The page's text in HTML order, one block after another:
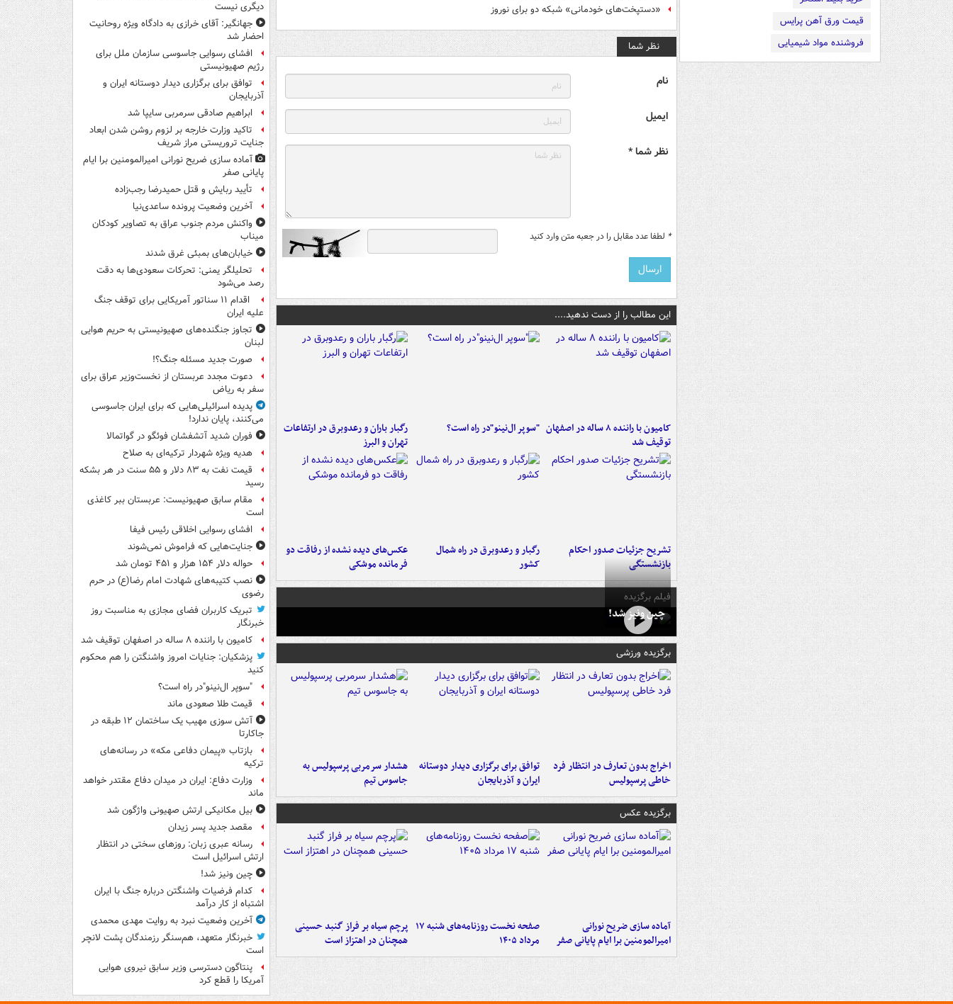
قیمت ورق آهن پرایس
فروشنده مواد شیمیایی
«دستپخت­‌های خودمانی» شبکه دو برای نوروز
نظر شما
نام
ایمیل
نظر شما *
* لطفا عدد مقابل را در جعبه متن وارد کنید
این مطالب را از دست ندهید....
کامیون با راننده ۸ ساله در اصفهان
توقیف شد
"سوپر ال‌نینو"در راه است؟
رگبار باران و رعدوبرق در ارتفاعات
تهران و البرز
تشریح جزئیات صدور احکام
بازنشستگی
رگبار و رعدوبرق در راه شمال
کشور
عکس‌های دیده نشده از رفاقت دو
فرمانده‌ موشکی
فیلم برگزیده
چین ونیز شد!
برگزیده ورزشی
اخراج بدون تعارف در انتظار فرد
خاطی پرسپولیس
توافق برای برگزاری دیدار دوستانه
ایران و آذربایجان
هشدار سرمربی پرسپولیس به
جاسوس تیم
برگزیده عکس
آماده سازی ضریح نورانی
امیرالمومنین برا ایام پایانی صفر
صفحه نخست روزنامه‌های شنبه ۱۷
مرداد ۱۴۰۵
پرچم سیاه بر فراز گنبد حسینی
همچنان در اهتزاز است
دیگری نیست
جهانگیر: آقای خرازی به دادگاه ویژه روحانیت
احضار شد
افشای رسوایی جاسوسی سازمان ملل برای
رژیم صهیونیستی
توافق برای برگزاری دیدار دوستانه ایران و
آذربایجان
ابراهیم صادقی سرمربی سایپا شد
تاکید وزارت خارجه بر لزوم روشن شدن ابعاد
جنایت تروریستی مراز شریف
آماده سازی ضریح نورانی امیرالمومنین برا ایام
پایانی صفر
تأیید ربایش و قتل حمیدرضا رجب‌زاده
آخرین وضعیت پرونده ساعدی‌نیا
واکنش مردم جنوب عراق به تصاویر کودکان
میناب
خیابان‌های بمبئی غرق شدند
تحلیلگر یمنی: تحرکات سعودی‌ها به دقت
رصد می‌شود
اقدام ۱۱ سناتور آمریکایی برای توقف جنگ
علیه ایران
تجاوز جنگنده‌های صهیونیستی به حریم هوایی
لبنان
صورت جدید مسئله جنگ؟!
دعوت مجدد عربستان از نخست‌وزیر عراق برای
سفر به ریاض
پدیده اسرائیلی‌هایی که برای ایران جاسوسی
می‌کنند، پایان ندارد!
فوران شدید آتشفشان فوئگو در گواتمالا
هدیه ویژه شهردار ترکیه‌ای به صلاح
قیمت نفت به ۸۳ دلار و ۵۵ سنت در هر بشکه
رسید
مقام سابق صهیونیست: عربستان ببر کاغذی
است
افشای رسوایی اخلاقی رئیس فیفا
جنایت‌هایی که فراموش نمی‌شوند
حواله دلار ۱۵۴ هزار و ۴۵۱ تومان شد
نصب کتیبه‌های شهادت امام رضا(ع) در حرم
رضوی
تبریک کاربران فضای مجازی به مناسبت روز
خبرنگار
کامیون با راننده ۸ ساله در اصفهان توقیف شد
پزشکیان: جنایات امروز واشنگتن را هم محکوم
کنید
"سوپر ال‌نینو"در راه است؟
قیمت طلا صعودی ماند
آتش سوزی مهیب یک ساختمان ۱۲ طبقه در
جاکارتا
بازتاب «پیمان دفاعی مکه» در رسانه‌های
ترکیه
وزارت دفاع: ایران در میدان دفاع مقتدر خواهد
ماند
بیل مکانیکی ارتش صهیونی واژگون شد
مقصد جدید پسر زیدان
رسانه عبری زبان: روزهای سختی در انتظار
ارتش اسرائیل است
چین ونیز شد!
کدام فرضیات واشنگتن درباره جنگ با ایران
اشتباه از کار درآمد
آخرین وضعیت نبرد به روایت مهدی محمدی
خبرنگار متعهد، هم‌سنگر رزمندگان پشت لانچر
است
پنتاگون دسترسی وزیر سابق نیروی هوایی
آمریکا را قطع کرد